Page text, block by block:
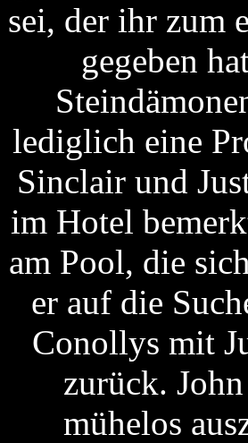
sei, der ihr zum
gegeben
lediglich eine
Sinclair und
im Hotel
am Pool, die
er auf die
Conollys mit
zurück.
mühelos